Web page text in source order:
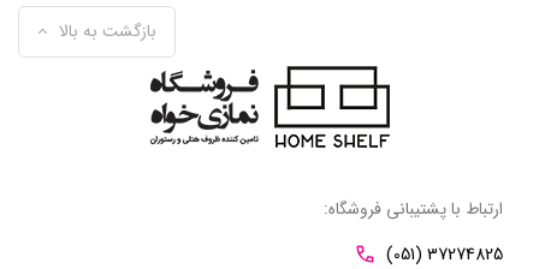
بازگشت به بالا
ارتباط با پشتیبانی فروشگاه:
(051) 37274825